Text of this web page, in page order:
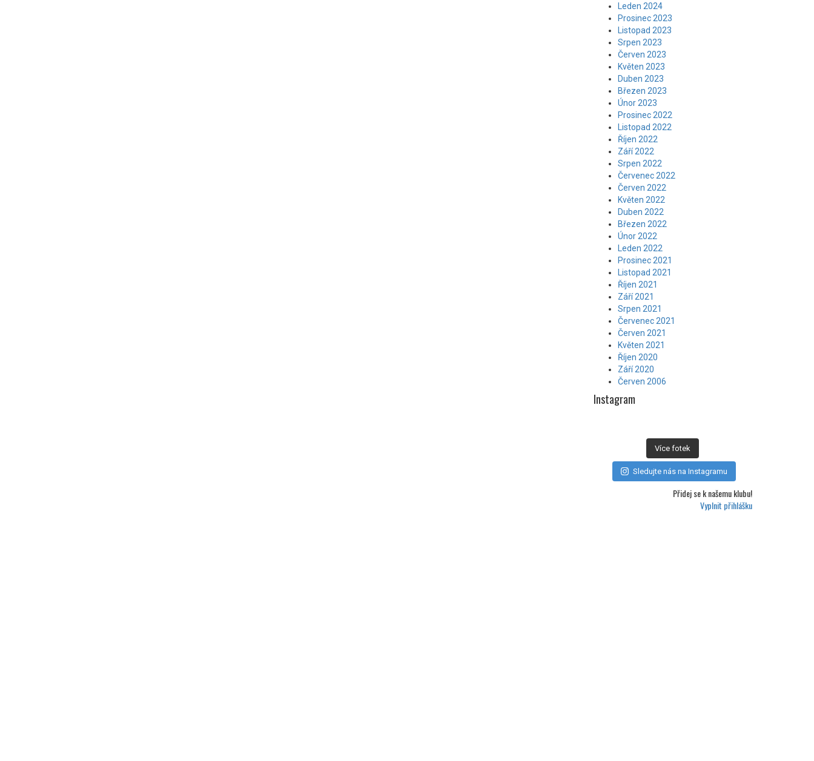
Leden 2024
Prosinec 2023
Listopad 2023
Srpen 2023
Červen 2023
Květen 2023
Duben 2023
Březen 2023
Únor 2023
Prosinec 2022
Listopad 2022
Říjen 2022
Září 2022
Srpen 2022
Červenec 2022
Červen 2022
Květen 2022
Duben 2022
Březen 2022
Únor 2022
Leden 2022
Prosinec 2021
Listopad 2021
Říjen 2021
Září 2021
Srpen 2021
Červenec 2021
Červen 2021
Květen 2021
Říjen 2020
Září 2020
Červen 2006
Instagram
Více fotek
Sledujte nás na Instagramu
Přidej se knašemu klubu!
Vyplnit přihlášku